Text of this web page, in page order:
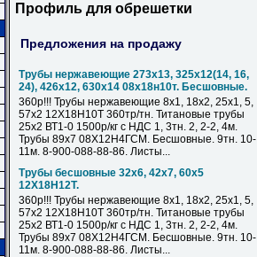
Профиль для обрешетки
Предложения на продажу
Трубы нержавеющие 273х13, 325х12(14, 16,
24), 426х12, 630х14 08х18н10т. Бесшовные.
360р!!! Трубы нержавеющие 8х1, 18х2, 25х1, 5,
57х2 12Х18Н10Т 360тр/тн. Титановые трубы
25х2 ВТ1-0 1500р/кг с НДС 1, 3тн. 2, 2-2, 4м.
Трубы 89х7 08Х12Н4ГСМ. Бесшовные. 9тн. 10-
11м. 8-900-088-88-86. Листы...
Трубы бесшовные 32х6, 42х7, 60х5
12Х18Н12Т.
360р!!! Трубы нержавеющие 8х1, 18х2, 25х1, 5,
57х2 12Х18Н10Т 360тр/тн. Титановые трубы
25х2 ВТ1-0 1500р/кг с НДС 1, 3тн. 2, 2-2, 4м.
Трубы 89х7 08Х12Н4ГСМ. Бесшовные. 9тн. 10-
11м. 8-900-088-88-86. Листы...